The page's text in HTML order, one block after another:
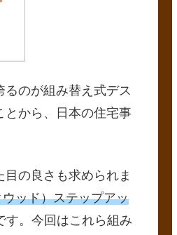
のが組み替え式デス
とから、日本の住宅事
の良さも求められま
ッド）ステップアッ
す。今回はこれら組み